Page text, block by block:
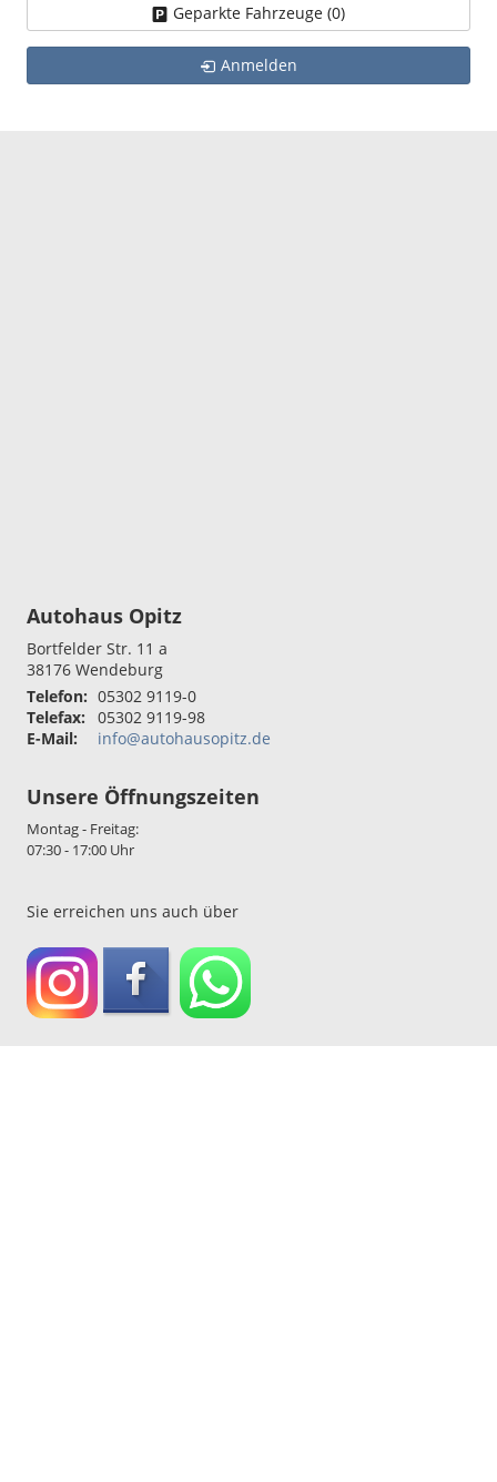
Geparkte Fahrzeuge (0)
Anmelden
Autohaus Opitz
Bortfelder Str. 11 a
38176 Wendeburg
Telefon: 05302 9119-0
Telefax:
05302 9119-98
E-Mail:
info@autohausopitz.de
Unsere Öffnungszeiten
Montag - Freitag:
07:30 - 17:00 Uhr
Sie erreichen uns auch über